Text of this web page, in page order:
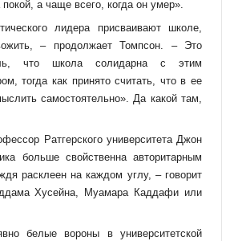
покой, а чаще всего, когда он умер».
лидера присваивают школе,
– продолжает Томпсон. – Это
что школа солидарна с этим
тогда как принято считать, что в ее
самостоятельно». Да какой там,
Ратгерского университета Джон
больше свойственна авторитарным
расклеен на каждом углу, – говорит
Хусейна, Муамара Каддафи или
белые вороны в университетской